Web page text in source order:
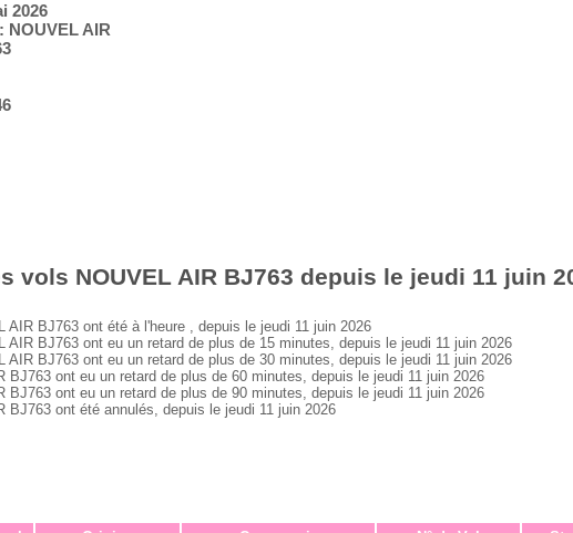
2026
NOUVEL AIR
vols NOUVEL AIR BJ763 depuis le jeudi 11 juin
AIR BJ763 ont été à l'heure , depuis le jeudi 11 juin 2026
AIR BJ763 ont eu un retard de plus de 15 minutes, depuis le jeudi 11 juin 2026
AIR BJ763 ont eu un retard de plus de 30 minutes, depuis le jeudi 11 juin 2026
BJ763 ont eu un retard de plus de 60 minutes, depuis le jeudi 11 juin 2026
BJ763 ont eu un retard de plus de 90 minutes, depuis le jeudi 11 juin 2026
BJ763 ont été annulés, depuis le jeudi 11 juin 2026